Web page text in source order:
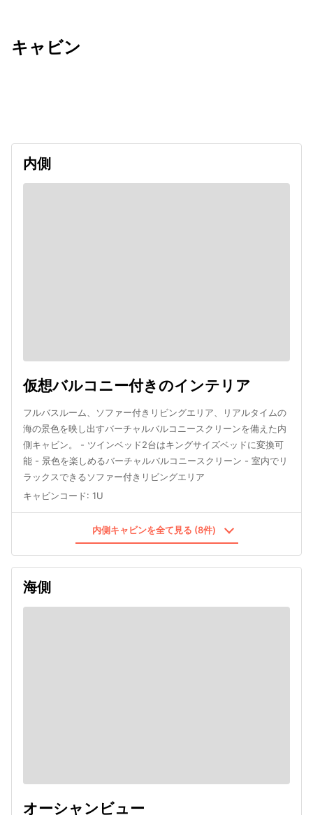
キャビン
内側
仮想バルコニー付きのインテリア
フルバスルーム、ソファー付きリビングエリア、リアルタイムの
海の景色を映し出すバーチャルバルコニースクリーンを備えた内
側キャビン。 - ツインベッド2台はキングサイズベッドに変換可
能 - 景色を楽しめるバーチャルバルコニースクリーン - 室内でリ
ラックスできるソファー付きリビングエリア
キャビンコード: 1U
内側キャビンを全て見る (8件)
海側
オーシャンビュー